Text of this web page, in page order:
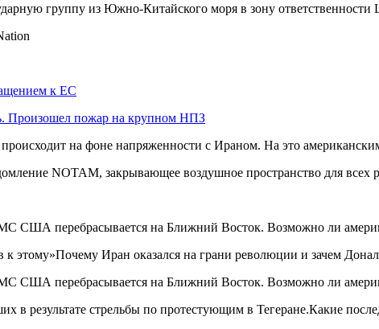
группу из Южно-Китайского моря в зону ответственности
к ЕС
Произошел пожар на крупном НПЗ
на фоне напряженности с Ираном. На это
NOTAM, закрывающее воздушное пространство для
к этому»Почему Иран оказался на грани революции и зачем
в результате стрельбы по протестующим в Тегеране.Какие